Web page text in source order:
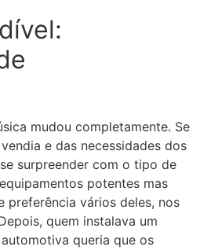
mudou completamente. Se
e das necessidades dos
surpreender com o tipo de
potentes mas
preferência vários deles, nos
quem instalava um
queria que os